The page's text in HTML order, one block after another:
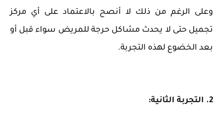
وعلى الرغم من ذلك لا أنصح بالاعتماد على أي مركز
تجميل حتى لا يحدث مشاكل حرجة للمريض سواء قبل أو
بعد الخضوع لهذه التجربة.
2. التجربة الثانية: